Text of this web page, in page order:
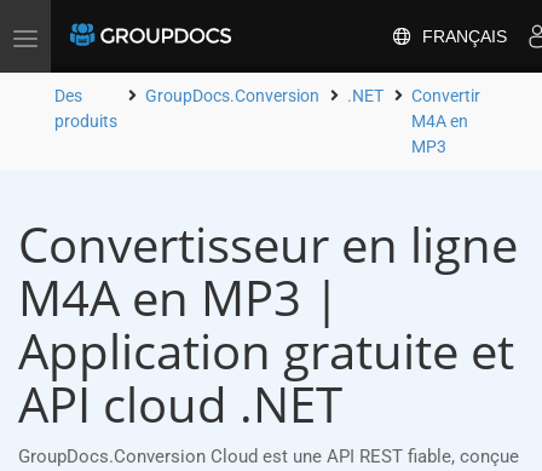
Toggle
FRANÇAIS
Des
produits
GroupDocs.Conversion .NET
Convertir
M4A en
MP3
Convertisseur en ligne
M4A en MP3 |
Application gratuite et
API cloud .NET
GroupDocs.Conversion Cloud est une API REST fiable, conçue